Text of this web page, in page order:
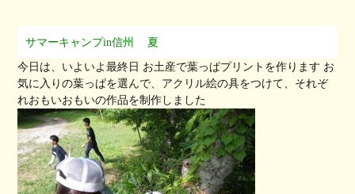
サマーキャンプin信州 夏
今日は、いよいよ最終日 お土産で葉っぱプリントを作ります お
気に入りの葉っぱを選んで、アクリル絵の具をつけて、それぞ
れおもいおもいの作品を制作しました